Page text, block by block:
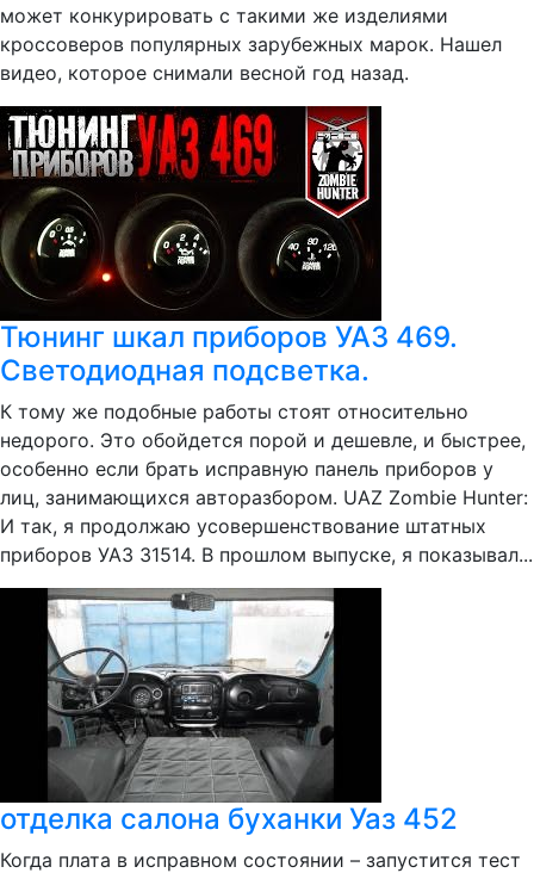
может конкурировать с такими же изделиями
кроссоверов популярных зарубежных марок. Нашел
видео, которое снимали весной год назад.
Тюнинг шкал приборов УАЗ 469.
Светодиодная подсветка.
К тому же подобные работы стоят относительно
недорого. Это обойдется порой и дешевле, и быстрее,
особенно если брать исправную панель приборов у
лиц, занимающихся авторазбором. UAZ Zombie Hunter:
И так, я продолжаю усовершенствование штатных
приборов УАЗ 31514. В прошлом выпуске, я показывал...
отделка салона буханки Уаз 452
Когда плата в исправном состоянии – запустится тест